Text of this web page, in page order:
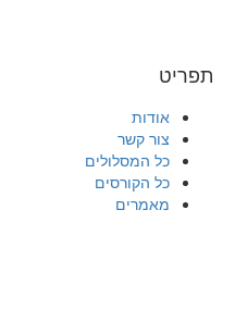
תפריט
אודות
צור קשר
כל המסלולים
כל הקורסים
מאמרים